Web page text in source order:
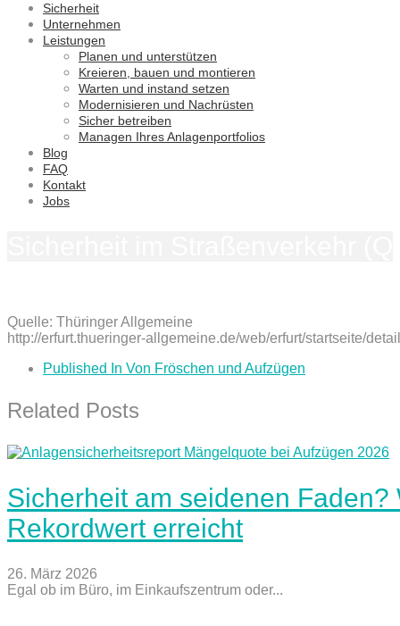
Sicherheit
Unternehmen
Leistungen
Planen und unterstützen
Kreieren, bauen und montieren
Warten und instand setzen
Modernisieren und Nachrüsten
Sicher betreiben
Managen Ihres Anlagenportfolios
Blog
FAQ
Kontakt
Jobs
Quelle: Thüringer Allgemeine
http://erfurt.thueringer-allgemeine.de/web/erfurt/startseite/
Published In Von Fröschen und Aufzügen
Related Posts
Sicherheit am seidenen
Rekordwert erreicht
26. März 2026
Egal ob im Büro, im Einkaufszentrum oder...